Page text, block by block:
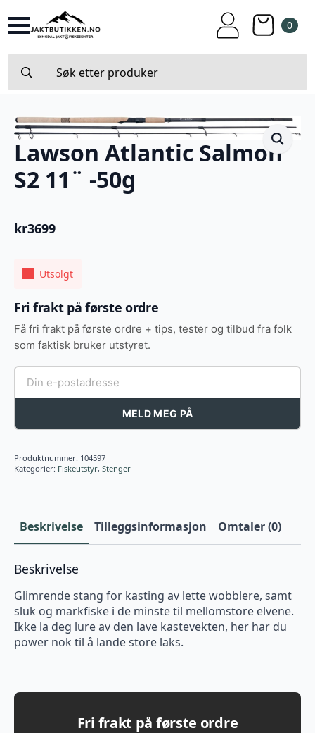
0
for:
Lawson Atlantic Salmon
S2 11¨ -50g
kr3699
Utsolgt
Fri frakt på første ordre
Få fri frakt på første ordre + tips, tester og tilbud fra folk
som faktisk bruker utstyret.
MELD MEG PÅ
Produktnummer: 104597
Kategorier: Fiskeutstyr, Stenger
Beskrivelse Tilleggsinformasjon Omtaler (0)
Beskrivelse
Glimrende stang for kasting av lette wobblere, samt
sluk og markfiske i de minste til mellomstore elvene.
Ikke la deg lure av den lave kastevekten, her har du
power nok til å lande store laks.
Fri frakt på første ordre